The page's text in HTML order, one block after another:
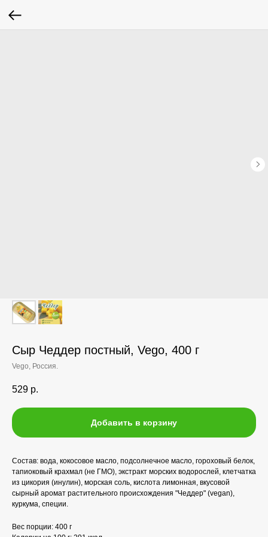
Сыр Чеддер постный, Vego, 400 г
Vego, Россия.
529 р.
Добавить в корзину
Состав: вода, кокосовое масло, подсолнечное масло, гороховый белок,
тапиоковый крахмал (не ГМО), экстракт морских водорослей, клетчатка
из цикория (инулин), морская соль, кислота лимонная, вкусовой
сырный аромат растительного происхождения "Чеддер" (vegan),
куркума, специи.
Вес порции: 400 г